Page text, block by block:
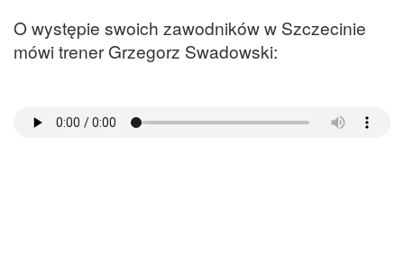
O występie swoich zawodników w Szczecinie
mówi trener Grzegorz Swadowski: